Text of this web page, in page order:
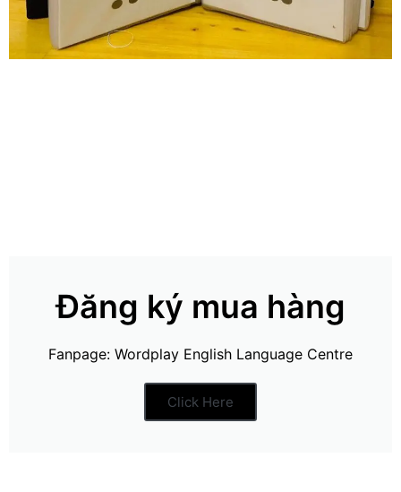
Đăng ký mua hàng
Fanpage: Wordplay English Language Centre
Click Here